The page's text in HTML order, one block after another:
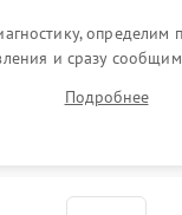
определим
и сразу
Подробнее